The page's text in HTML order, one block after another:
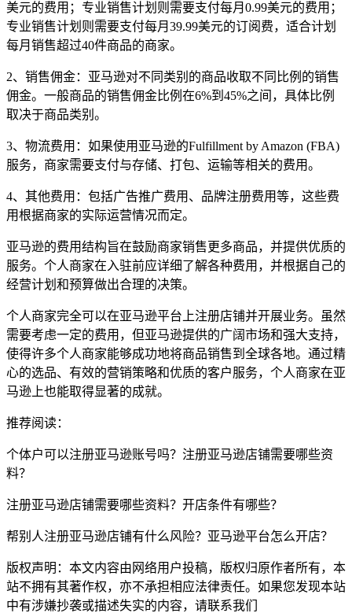
美元的费用；专业销售计划则需要支付每月0.99美元的费用；
专业销售计划则需要支付每月39.99美元的订阅费，适合计划
每月销售超过40件商品的商家。
2、销售佣金：亚马逊对不同类别的商品收取不同比例的销售
佣金。一般商品的销售佣金比例在6%到45%之间，具体比例
取决于商品类别。
3、物流费用：如果使用亚马逊的Fulfillment by Amazon (FBA)
服务，商家需要支付与存储、打包、运输等相关的费用。
4、其他费用：包括广告推广费用、品牌注册费用等，这些费
用根据商家的实际运营情况而定。
亚马逊的费用结构旨在鼓励商家销售更多商品，并提供优质的
服务。个人商家在入驻前应详细了解各种费用，并根据自己的
经营计划和预算做出合理的决策。
个人商家完全可以在亚马逊平台上注册店铺并开展业务。虽然
需要考虑一定的费用，但亚马逊提供的广阔市场和强大支持，
使得许多个人商家能够成功地将商品销售到全球各地。通过精
心的选品、有效的营销策略和优质的客户服务，个人商家在亚
马逊上也能取得显著的成就。
推荐阅读：
个体户可以注册亚马逊账号吗？注册亚马逊店铺需要哪些资
料？
注册亚马逊店铺需要哪些资料？开店条件有哪些？
帮别人注册亚马逊店铺有什么风险？亚马逊平台怎么开店？
版权声明：本文内容由网络用户投稿，版权归原作者所有，本
站不拥有其著作权，亦不承担相应法律责任。如果您发现本站
中有涉嫌抄袭或描述失实的内容，请联系我们